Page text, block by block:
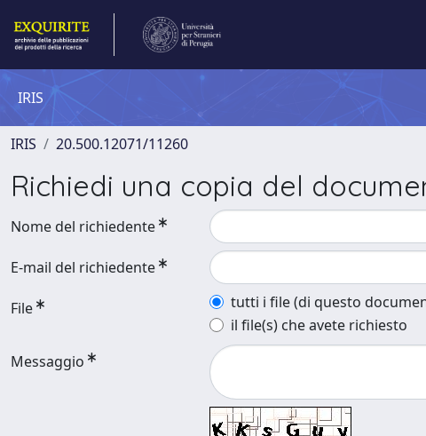
IRIS
IRIS 20.500.12071/11260
Richiedi una copia del
Nome del richiedente
E-mail del richiedente
File
tutti i file (di questo
il file(s) che avete richiesto
Messaggio